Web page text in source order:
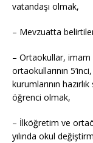
vatandaşı olmak,
– Mevzuatta
– Ortaokullar,
ortaokullarının
kurumlarının hazırlık
öğrenci olmak,
– İlköğretim ve
yılında okul